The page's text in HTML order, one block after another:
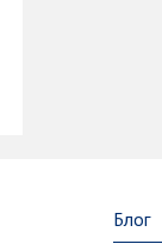
Блог